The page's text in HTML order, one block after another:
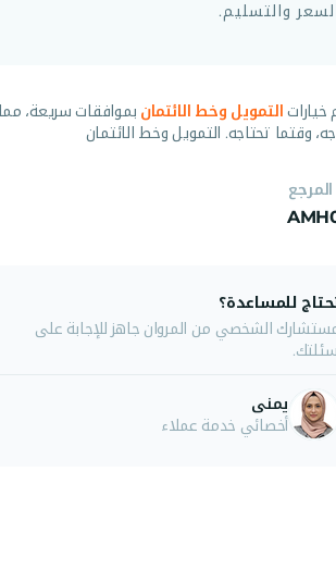
والتسليم.
خيارات التمويل وخط الائتمان بموافقات سريعة،
وقتما تحتاجه. التمويل وخط الائتمان
للمساعدة؟
الشخصي من المروان جاهز للإجابة على
يمنى
أخصائي خدمة عملاء